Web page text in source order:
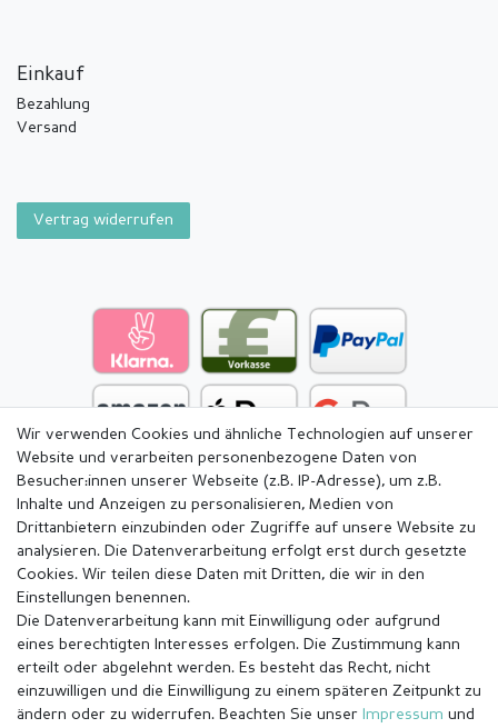
Einkauf
Bezahlung
Versand
Vertrag widerrufen
Wir verwenden Cookies und ähnliche Technologien auf unserer
Website und verarbeiten personenbezogene Daten von
Besucher:innen unserer Webseite (z.B. IP-Adresse), um z.B.
Inhalte und Anzeigen zu personalisieren, Medien von
Drittanbietern einzubinden oder Zugriffe auf unsere Website zu
analysieren. Die Datenverarbeitung erfolgt erst durch gesetzte
Cookies. Wir teilen diese Daten mit Dritten, die wir in den
Einstellungen benennen.
Die Datenverarbeitung kann mit Einwilligung oder aufgrund
eines berechtigten Interesses erfolgen. Die Zustimmung kann
erteilt oder abgelehnt werden. Es besteht das Recht, nicht
einzuwilligen und die Einwilligung zu einem späteren Zeitpunkt zu
ändern oder zu widerrufen. Beachten Sie unser Impressum und